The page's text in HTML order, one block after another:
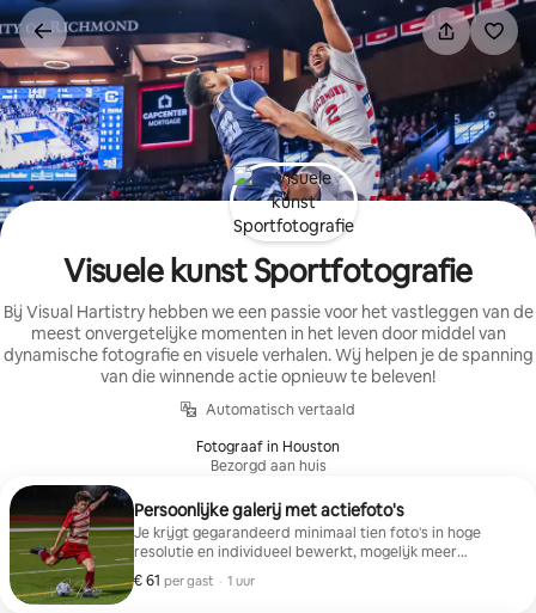
Ga
direct
naar
inhoud
Visuele kunst Sportfotografie
Bij Visual Hartistry hebben we een passie voor het vastleggen van de
meest onvergetelijke momenten in het leven door middel van
dynamische fotografie en visuele verhalen. Wij helpen je de spanning
van die winnende actie opnieuw te beleven!
Automatisch vertaald
Fotograaf in Houston
Bezorgd aan huis
Persoonlijke galerij met actiefoto's
Je krijgt gegarandeerd minimaal tien foto's in hoge
resolutie en individueel bewerkt, mogelijk meer
afhankelijk van het aantal 'officiële reserveringen'. Na
de wedstrijd en nadat ik ze heb bewerkt (24-48 uur),
€ 61 per gast
€ 61 per gast
, · 1 uur